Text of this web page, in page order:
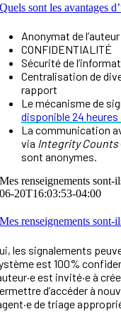
Quels sont les avantages
Anonymat de
CONFIDENTIALITÉ
Sécurité de
Centralisation de
rapport
Le mécanisme de
disponible 24 heures
La communication
via Integrity Counts
sont anonymes.
Mes renseignements sont-
06-20T16:03:53-04:00
Mes renseignements sont-
les signalements
est 100%
est invité·e à
d’accéder à
de triage